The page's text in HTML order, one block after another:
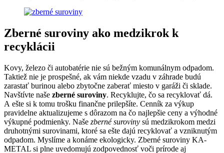
Zberné suroviny ako medzikrok k
recyklácii
Kovy, železo či autobatérie nie sú bežným komunálnym odpadom.
Taktiež nie je prospešné, ak vám niekde vzadu v záhrade budú
zarastať burinou alebo zbytočne zaberať miesto v garáži či sklade.
Navštívte naše zberné suroviny. Recyklujte, čo sa recyklovať dá.
A ešte si k tomu trošku finančne prilepšíte. Cenník za výkup
pravidelne aktualizujeme s dôrazom na čo najlepšie ceny a výhodné
výkupné podmienky. Naše zberné suroviny sú medzikrokom medzi
druhotnými surovinami, ktoré sa ešte dajú recyklovať a vzniknutým
odpadom. Myslíme a konáme ekologicky. Zberné suroviny KA-
METAL si plne uvedomujú zodpovednosť voči prírode aj